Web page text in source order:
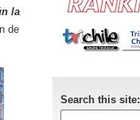
la
de
Search this site: